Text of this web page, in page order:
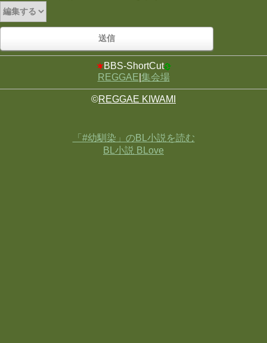
BBS-ShortCut
REGGAE 集会場
©REGGAE KIWAMI
「#幼馴染」のBL小説を読む
BL小説 BLove